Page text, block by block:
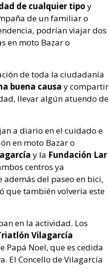
de cualquier tipo y
de un familiar o
podrían viajar dos
en moto Bazar o
de toda la ciudadanía
buena causa y compartir
llevar algún atuendo de
a diario en el cuidado e
en moto Bazar o
y la Fundación Lar
centros ya
además del paseo en bici,
que también volvería este
en la actividad. Los
Vilagarcía
Papá Noel, que es cedida
El Concello de Vilagarcía